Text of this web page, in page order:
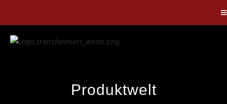
Produktwelt